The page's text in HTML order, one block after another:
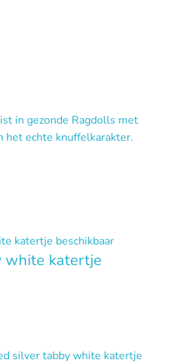
in gezonde Ragdolls met
het echte knuffelkarakter.
white katertje
silver tabby white katertje